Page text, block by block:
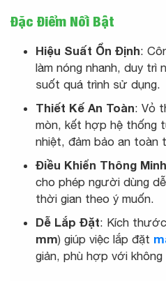
Đặc Điểm Nổi Bật
Hiệu Suất Ổn Định:
làm nóng nhanh, duy trì
suốt quá trình sử dụng.
Thiết Kế An Toàn: Vỏ
mòn, kết hợp hệ thống
nhiệt, đảm bảo an toàn
Điều Khiển Thông Minh
cho phép người dùng
thời gian theo ý muốn.
Dễ Lắp Đặt: Kích
mm) giúp việc lắp đặt
giản, phù hợp với không